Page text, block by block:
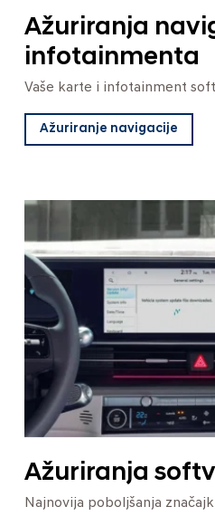
Ažuriranja
infotainmenta
Vaše karte i infotainment
Ažuriranje navigacije
Ažuriranja
Najnovija poboljšanja